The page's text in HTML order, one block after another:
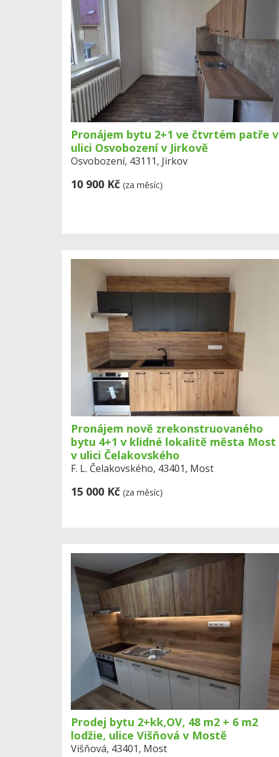
Pronájem bytu 2+1 ve čtvrtém patře v
ulici Osvobození v Jirkově
Osvobození, 43111, Jirkov
10 900 Kč (za měsíc)
Pronájem nově zrekonstruovaného
bytu 4+1 v klidné lokalitě města Most
v ulici Čelakovského
F. L. Čelakovského, 43401, Most
15 000 Kč (za měsíc)
Prodej bytu 2+kk,OV, 48 m2 + 6 m2
lodžie, ulice Višňová v Mostě
Višňová, 43401, Most